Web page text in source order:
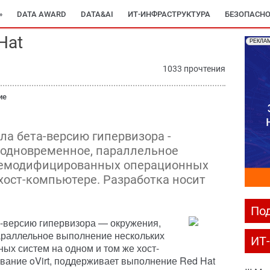
DATA AWARD DATA&AI ИТ-ИНФРАСТРУКТУРА
1033 прочтения
бета-версию гипервизора -
параллельное
операционных
компьютере. Разработка носит
гипервизора — окружения,
выполнение нескольких
систем на одном и том же хост-
oVirt, поддерживает выполнение Red Hat